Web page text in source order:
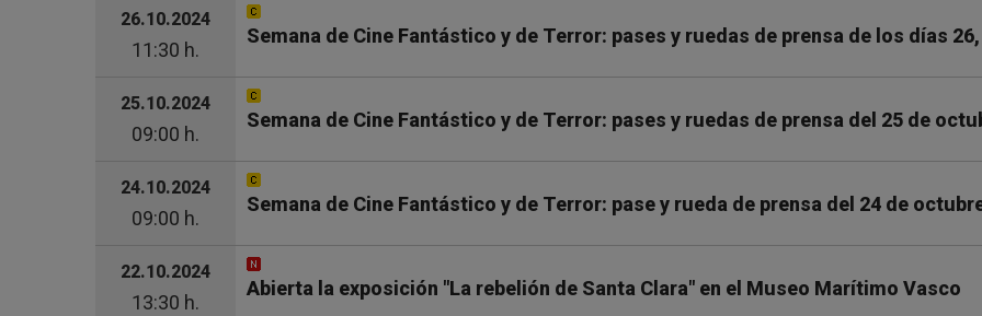
26.10.2024
11:30 h.
Semana de Cine Fantástico y de Terror: pases y ruedas de prensa de los días
25.10.2024
09:00 h.
Semana de Cine Fantástico y de Terror: pases y ruedas de prensa del 25 de
24.10.2024
09:00 h.
Semana de Cine Fantástico y de Terror: pase y rueda de prensa del 24 de
22.10.2024
13:30 h.
Abierta la exposición "La rebelión de Santa Clara" en el Museo Marítimo Vasco